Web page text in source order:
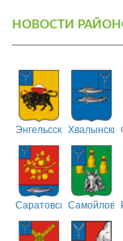
НОВОСТИ
ЭнгельсскийХвалынский
Саратовский